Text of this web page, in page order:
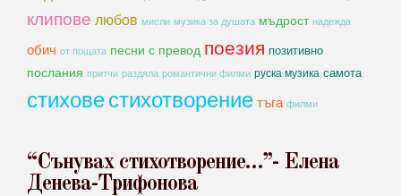
клипове любов мисли музика за душата мъдрост надежда
обич от пощата песни с превод поезия позитивно
послания притчи раздяла романтични филми руска музика самота
стиховестихотворениетъга филми
“Сънувах стихотворение…”- Елена
Денева-Трифонова